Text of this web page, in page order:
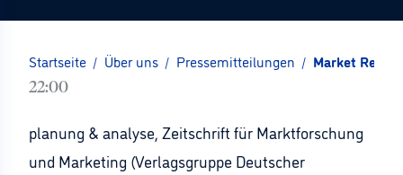
Startseite / Über uns / Pressemitteilungen / Market
22:00
planung & analyse, Zeitschrift für Marktforschung
und Marketing (Verlagsgruppe Deutscher